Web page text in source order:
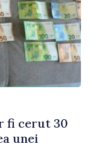
fi cerut 30
unei